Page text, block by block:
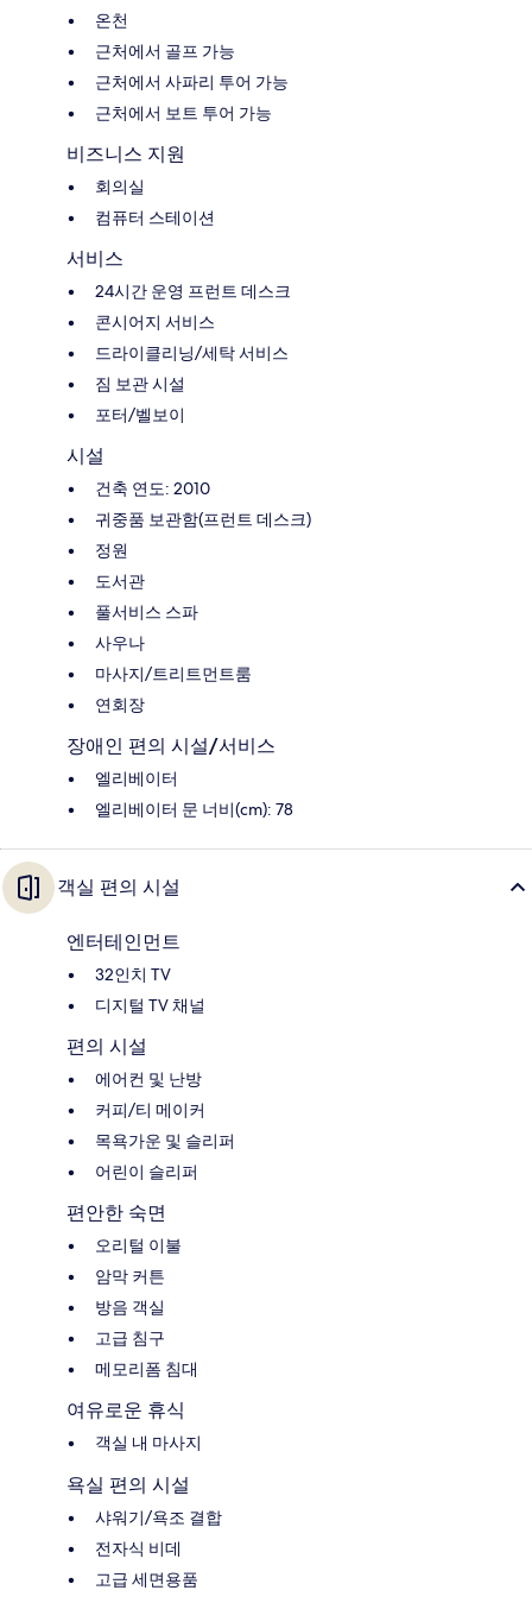
온천
근처에서 골프 가능
근처에서 사파리 투어 가능
근처에서 보트 투어 가능
비즈니스 지원
회의실
컴퓨터 스테이션
서비스
24시간 운영 프런트 데스크
콘시어지 서비스
드라이클리닝/세탁 서비스
짐 보관 시설
포터/벨보이
시설
건축 연도: 2010
귀중품 보관함(프런트 데스크)
정원
도서관
풀서비스 스파
사우나
마사지/트리트먼트룸
연회장
장애인 편의 시설/서비스
엘리베이터
엘리베이터 문 너비(cm): 78
객실 편의 시설
엔터테인먼트
32인치 TV
디지털 TV 채널
편의 시설
에어컨 및 난방
커피/티 메이커
목욕가운 및 슬리퍼
어린이 슬리퍼
편안한 숙면
오리털 이불
암막 커튼
방음 객실
고급 침구
메모리폼 침대
여유로운 휴식
객실 내 마사지
욕실 편의 시설
샤워기/욕조 결합
전자식 비데
고급 세면용품